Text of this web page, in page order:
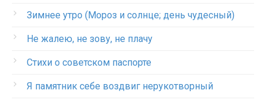
Зимнее утро (Мороз и солнце; день чудесный)
Не жалею, не зову, не плачу
Стихи о советском паспорте
Я памятник себе воздвиг нерукотворный